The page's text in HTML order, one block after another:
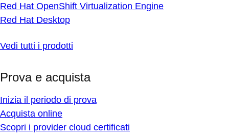
Red Hat OpenShift Virtualization Engine
Red Hat Desktop
Vedi tutti i prodotti
Prova e acquista
Inizia il periodo di prova
Acquista online
Scopri i provider cloud certificati